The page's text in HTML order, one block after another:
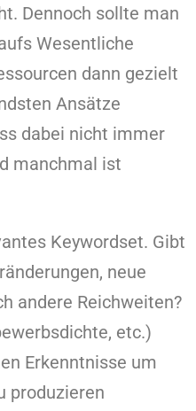
Dennoch sollte man
Wesentliche
dann gezielt
Ansätze
dabei nicht immer
manchmal ist
Keywordset. Gibt
neue
andere Reichweiten?
etc.)
Erkenntnisse um
produzieren